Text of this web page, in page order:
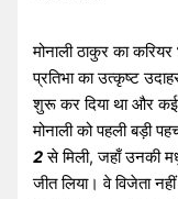
मोनाली ठाकुर का करियर
प्रतिभा का उत्कृष्ट
शुरू कर दिया था और कई
मोनाली को पहली बड़ी
2से मिली, जहाँ उनकी
जीत लिया। वे विजेता